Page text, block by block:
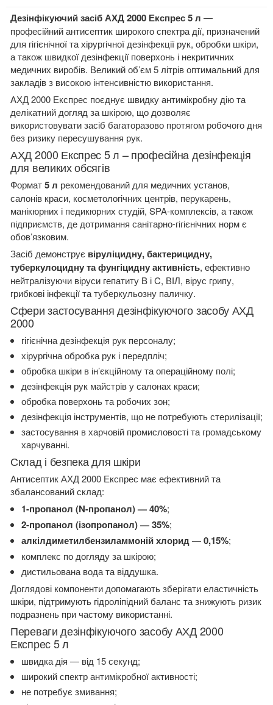
Дезінфікуючий засіб АХД 2000 Експрес 5 л —
професійний антисептик широкого спектра дії, призначений
для гігієнічної та хірургічної дезінфекції рук, обробки шкіри,
а також швидкої дезінфекції поверхонь і некритичних
медичних виробів. Великий об’єм 5 літрів оптимальний для
закладів з високою інтенсивністю використання.
АХД 2000 Експрес поєднує швидку антимікробну дію та
делікатний догляд за шкірою, що дозволяє
використовувати засіб багаторазово протягом робочого дня
без ризику пересушування рук.
АХД 2000 Експрес 5 л – професійна дезінфекція
для великих обсягів
Формат5 л рекомендований для медичних установ,
салонів краси, косметологічних центрів, перукарень,
манікюрних і педикюрних студій, SPA-комплексів, а також
підприємств, де дотримання санітарно-гігієнічних норм є
обов’язковим.
Засіб демонструє віруліцидну, бактерицидну,
туберкулоцидну та фунгіцидну активність, ефективно
нейтралізуючи віруси гепатиту B і C, ВІЛ, вірус грипу,
грибкові інфекції та туберкульозну паличку.
Сфери застосування дезінфікуючого засобу АХД
2000
гігієнічна дезінфекція рук персоналу;
хірургічна обробка рук і передпліч;
обробка шкіри в ін’єкційному та операційному полі;
дезінфекція рук майстрів у салонах краси;
обробка поверхонь та робочих зон;
дезінфекція інструментів, що не потребують стерилізації;
застосування в харчовій промисловості та громадському
харчуванні.
Склад і безпека для шкіри
Антисептик АХД 2000 Експрес має ефективний та
збалансований склад:
1-пропанол (N-пропанол) — 40%;
2-пропанол (ізопропанол) — 35%;
алкілдиметилбензиламмоній хлорид — 0,15%;
комплекс по догляду за шкірою;
дистильована вода та віддушка.
Доглядові компоненти допомагають зберігати еластичність
шкіри, підтримують гідроліпідний баланс та знижують ризик
подразнень при частому використанні.
Переваги дезінфікуючого засобу АХД 2000
Експрес 5 л
швидка дія — від 15 секунд;
широкий спектр антимікробної активності;
не потребує змивання;